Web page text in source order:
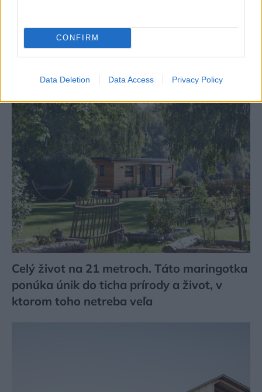
CONFIRM
Data Deletion Data Access Privacy Policy
Pozrite si viac
Celý život na 21 metroch. Táto maringotka
ponúka únik do ticha prírody a život, v
ktorom toho netreba veľa